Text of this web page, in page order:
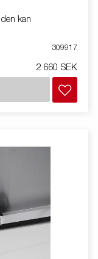
kan
309917
2 660 SEK